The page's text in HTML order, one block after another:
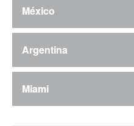
México
Argentina
Miami